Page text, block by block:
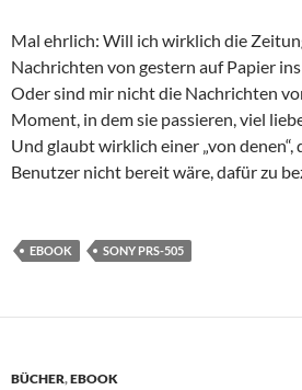
Mal ehrlich: Will ich wirklich die
Nachrichten von gestern auf Papier
Oder sind mir nicht die Nachrichten
Moment, in dem sie passieren, viel
Und glaubt wirklich einer „von denen“,
Benutzer nicht bereit wäre, dafür zu
EBOOK SONY PRS-505
BÜCHER,EBOOK